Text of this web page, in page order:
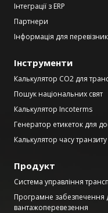
Інтеграції з ERP
Партнери
Інформація для
Інструменти
Калькулятор CO2 для
Пошук національних свят
Калькулятор Incoterms
Генератор етикеток для
Калькулятор часу
Продукт
Система управління
Програмне забезпечення
вантажоперевезення